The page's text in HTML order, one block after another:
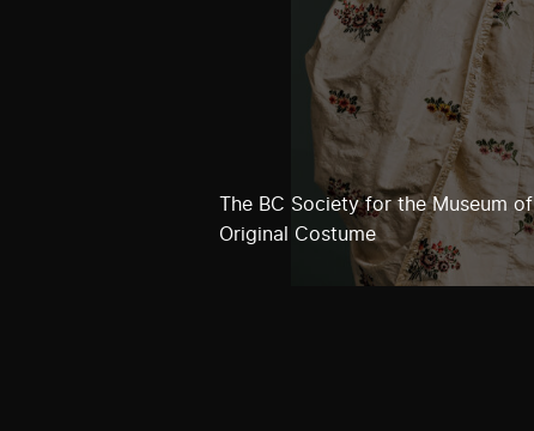
The BC Society for the Museum of
Original Costume